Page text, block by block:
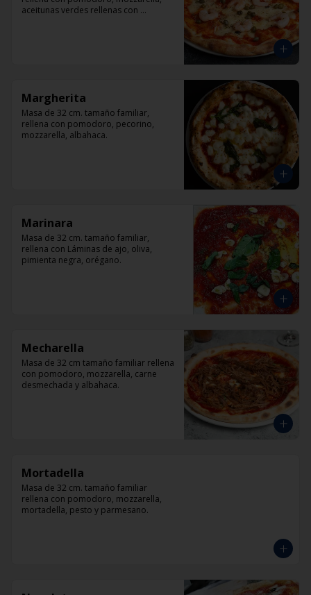
aceitunas verdes rellenas con
Margherita
Masa de 32 cm. tamaño familiar,
rellena con pomodoro, pecorino,
mozzarella, albahaca.
Marinara
Masa de 32 cm. tamaño familiar,
rellena con Láminas de ajo, oliva,
pimienta negra, orégano.
Mecharella
Masa de 32 cm tamaño familiar rellena
con pomodoro, mozzarella, carne
desmechada y albahaca.
Mortadella
Masa de 32 cm. tamaño familiar
rellena con pomodoro, mozzarella,
mortadella, pesto y parmesano.